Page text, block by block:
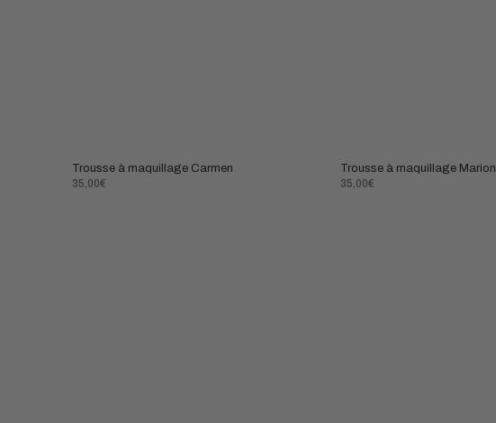
Trousse à maquillage Carmen
Prix
35,00€
Trousse à maquillage Marion
Prix
35,00€